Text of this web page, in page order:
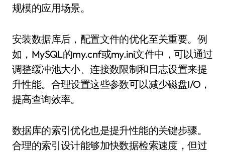
规模的应用场景。
安装数据库后，配置文件的优化至关重要。例
如，MySQL的my.cnf或my.ini文件中，可以通过
调整缓冲池大小、连接数限制和日志设置来提
升性能。合理设置这些参数可以减少磁盘I/O，
提高查询效率。
数据库的索引优化也是提升性能的关键步骤。
合理的索引设计能够加快数据检索速度，但过